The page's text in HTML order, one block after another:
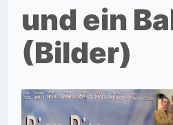
und ein
(Bilder)